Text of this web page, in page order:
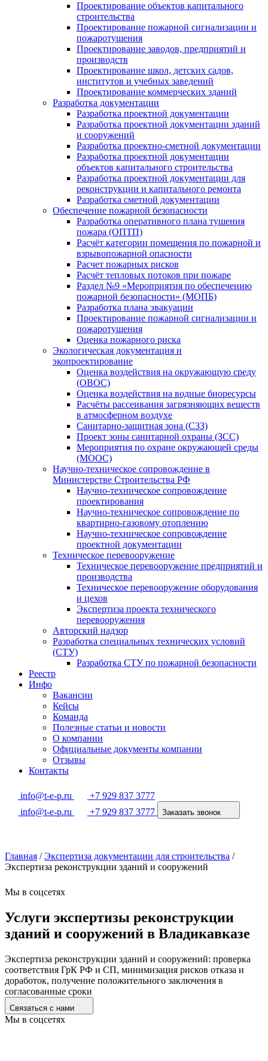
Проектирование объектов капитального
строительства
Проектирование пожарной сигнализации и
пожаротушения
Проектирование заводов, предприятий и
производств
Проектирование школ, детских садов,
институтов и учебных заведений
Проектирование коммерческих зданий
Разработка документации
Разработка проектной документации
Разработка проектной документации зданий
и сооружений
Разработка проектно-сметной документации
Разработка проектной документации
объектов капитального строительства
Разработка проектной документации для
реконструкции и капитального ремонта
Разработка сметной документации
Обеспечение пожарной безопасности
Разработка оперативного плана тушения
пожара (ОПТП)
Расчёт категории помещения по пожарной и
взрывопожарной опасности
Расчет пожарных рисков
Расчёт тепловых потоков при пожаре
Раздел №9 «Мероприятия по обеспечению
пожарной безопасности» (МОПБ)
Разработка плана эвакуации
Проектирование пожарной сигнализации и
пожаротушения
Оценка пожарного риска
Экологическая документация и
экопроектирование
Оценка воздействия на окружающую среду
(ОВОС)
Оценка воздействия на водные биоресурсы
Расчёты рассеивания загрязняющих веществ
в атмосферном воздухе
Санитарно-защитная зона (СЗЗ)
Проект зоны санитарной охраны (ЗСС)
Мероприятия по охране окружающей среды
(МООС)
Научно-техническое сопровождение в
Министерстве Строительства РФ
Научно-техническое сопровождение
проектирования
Научно-техническое сопровождение по
квартирно-газовому отоплению
Научно-техническое сопровождение
проектной документации
Техническое перевооружение
Техническое перевооружение предприятий и
производства
Техническое перевооружение оборудования
и цехов
Экспертиза проекта технического
перевооружения
Авторский надзор
Разработка специальных технических условий
(СТУ)
Разработка СТУ по пожарной безопасности
Реестр
Инфо
Вакансии
Кейсы
Команда
Полезные статьи и новости
О компании
Официальные документы компании
Отзывы
Контакты
info@t-e-p.ru
+7 929 837 3777
info@t-e-p.ru
+7 929 837 3777 Заказать звонок
Главная /Экспертиза документации для строительства /
Экспертиза реконструкции зданий и сооружений
Мы в соцсетях
Услуги экспертизы реконструкции
зданий и сооружений в Владикавказе
Экспертиза реконструкции зданий и сооружений: проверка
соответствия ГрК РФ и СП, минимизация рисков отказа и
доработок, получение положительного заключения в
согласованные сроки
Связаться с нами
Мы в соцсетях